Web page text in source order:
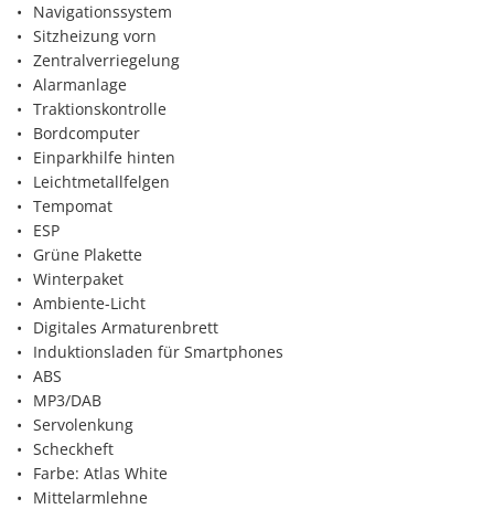
Navigationssystem
Sitzheizung vorn
Zentralverriegelung
Alarmanlage
Traktionskontrolle
Bordcomputer
Einparkhilfe hinten
Leichtmetallfelgen
Tempomat
ESP
Grüne Plakette
Winterpaket
Ambiente-Licht
Digitales Armaturenbrett
Induktionsladen für Smartphones
ABS
MP3/DAB
Servolenkung
Scheckheft
Farbe: Atlas White
Mittelarmlehne